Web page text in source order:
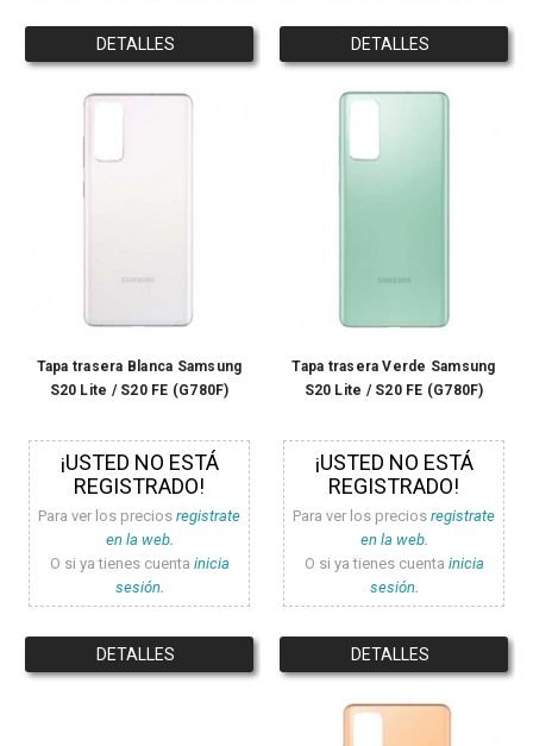
DETALLES DETALLES
Tapa trasera Blanca Samsung
S20 Lite / S20 FE (G780F)
¡USTED NO ESTÁ
REGISTRADO!
Para ver los precios registrate
en la web.
O si ya tienes cuenta inicia
sesión.
DETALLES
Tapa trasera Verde Samsung
S20 Lite / S20 FE (G780F)
¡USTED NO ESTÁ
REGISTRADO!
Para ver los precios registrate
en la web.
O si ya tienes cuenta inicia
sesión.
DETALLES